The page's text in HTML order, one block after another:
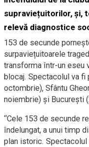
supraviețuitorilor, și,
relevă diagnostice
153 de secunde
surpaviețuitoarele
transforma într-un eseu
blocaj. Spectacolul va fi
octombrie), Sfântu
noiembrie) și București
“Cele 153 de secunde
îndelungat, a unui timp
plan istoric. Spectacolul